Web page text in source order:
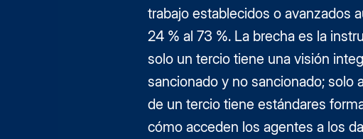
trabajo establecidos o avanzados
24 % al 73 %. La brecha es la
solo un tercio tiene una visión
sancionado y no sancionado; solo
de un tercio tiene estándares
cómo acceden los agentes a los